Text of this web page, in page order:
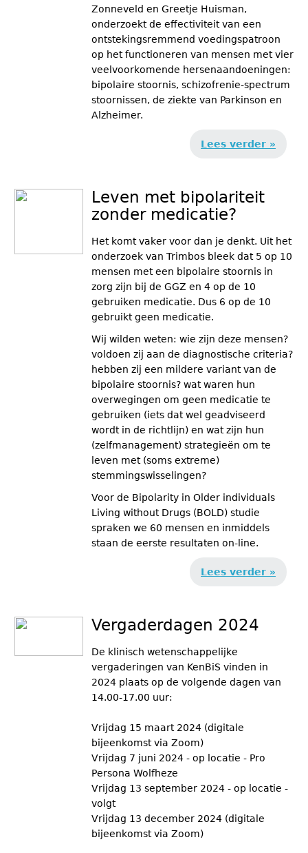
Zonneveld en Greetje Huisman,
onderzoekt de effectiviteit van een
ontstekingsremmend voedingspatroon
op het functioneren van mensen met vier
veelvoorkomende hersenaandoeningen:
bipolaire stoornis, schizofrenie-spectrum
stoornissen, de ziekte van Parkinson en
Alzheimer.
Lees verder »
Leven met bipolariteit
zonder medicatie?
Het komt vaker voor dan je denkt. Uit het
onderzoek van Trimbos bleek dat 5 op 10
mensen met een bipolaire stoornis in
zorg zijn bij de GGZ en 4 op de 10
gebruiken medicatie. Dus 6 op de 10
gebruikt geen medicatie.
Wij wilden weten: wie zijn deze mensen?
voldoen zij aan de diagnostische criteria?
hebben zij een mildere variant van de
bipolaire stoornis? wat waren hun
overwegingen om geen medicatie te
gebruiken (iets dat wel geadviseerd
wordt in de richtlijn) en wat zijn hun
(zelfmanagement) strategieën om te
leven met (soms extreme)
stemmingswisselingen?
Voor de Bipolarity in Older individuals
Living without Drugs (BOLD) studie
spraken we 60 mensen en inmiddels
staan de eerste resultaten on-line.
Lees verder »
Vergaderdagen 2024
De klinisch wetenschappelijke
vergaderingen van KenBiS vinden in
2024 plaats op de volgende dagen van
14.00-17.00 uur:
Vrijdag 15 maart 2024 (digitale
bijeenkomst via Zoom)
Vrijdag 7 juni 2024 - op locatie - Pro
Persona Wolfheze
Vrijdag 13 september 2024 - op locatie -
volgt
Vrijdag 13 december 2024 (digitale
bijeenkomst via Zoom)